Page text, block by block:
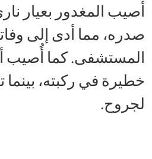
أصيب المغدور بعيار
صدره، مما أدى إلى
المستشفى. كما أُصيب
خطيرة في ركبته،
لجروح.